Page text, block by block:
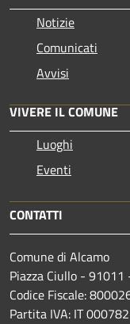
Notizie
Comunicati
Avvisi
VIVERE IL COMUNE
Luoghi
Eventi
CONTATTI
Comune di Alcamo
Piazza Ciullo - 91011
Codice Fiscale:
Partita IVA: IT